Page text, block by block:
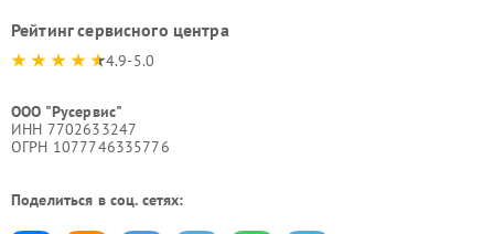
Рейтинг сервисного центра
4.9-5.0
ООО "Русервис"
ИНН 7702633247
ОГРН 1077746335776
Поделиться в соц. сетях: